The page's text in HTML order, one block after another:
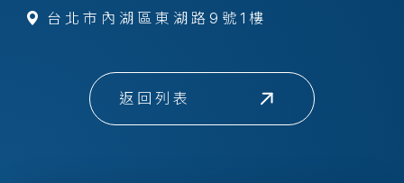
台北市內湖區東湖路9號1樓
返回列表